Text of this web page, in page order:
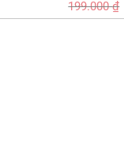
199.000₫